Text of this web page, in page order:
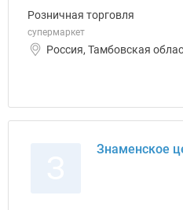
Розничная торговля
супермаркет
Россия, Тамбовская
Знаменское